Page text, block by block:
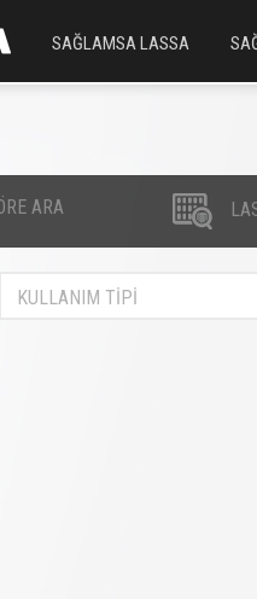
SAĞLAMSA LASSA
ARA
KULLANIM TİPİ